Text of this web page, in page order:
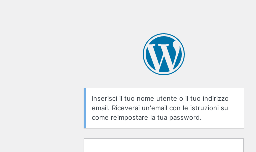
Inserisci il tuo nome utente o il tuo indirizzo
email. Riceverai un'email con le istruzioni su
come reimpostare la tua password.